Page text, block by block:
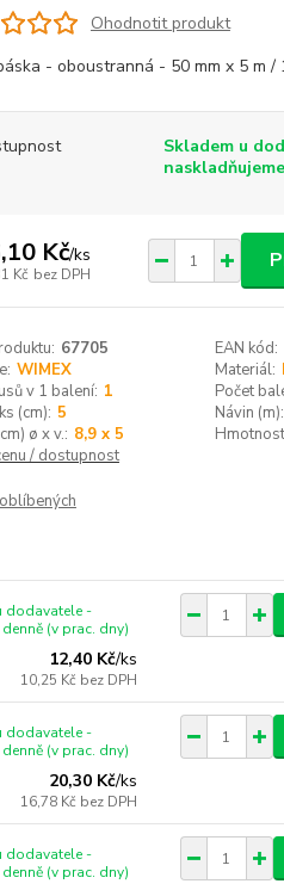
Ohodnotit produkt
- oboustranná - 50 mm x 5 m /
Skladem u
Kč/ks
Kč bez DPH
67705 EAN kód:
WIMEX Materiál:
v 1 balení: 1 Počet
(cm): 5 Návin (m):
ø x v.: 8,9 x 5
/ dostupnost
12,40 Kč/ks
10,25 Kč bez DPH
dodavatele -
(v prac. dny)
20,30 Kč/ks
16,78 Kč bez DPH
dodavatele -
(v prac. dny)
dodavatele -
(v prac. dny)